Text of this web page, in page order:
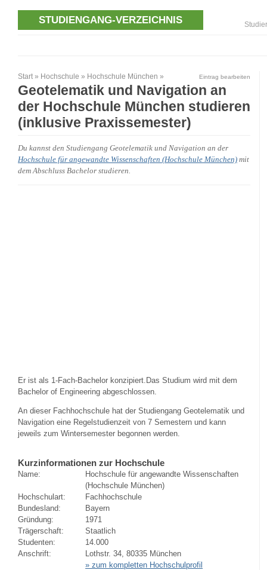
STUDIENGANG-VERZEICHNIS
Start » Hochschule » Hochschule München » Eintrag bearbeiten
Geotelematik und Navigation an
der Hochschule München studieren
(inklusive Praxissemester)
Du kannst den Studiengang Geotelematik und Navigation an der
Hochschule für angewandte Wissenschaften (Hochschule München) mit
dem Abschluss Bachelor studieren.
Er ist als 1-Fach-Bachelor konzipiert.Das Studium wird mit dem
Bachelor of Engineering abgeschlossen.
An dieser Fachhochschule hat der Studiengang Geotelematik und
Navigation eine Regelstudienzeit von 7 Semestern und kann
jeweils zum Wintersemester begonnen werden.
Kurzinformationen zur Hochschule
Name:
Hochschule für angewandte Wissenschaften
(Hochschule München)
Hochschulart:
Fachhochschule
Bundesland:
Bayern
Gründung:
1971
Trägerschaft:
Staatlich
Studenten:
14.000
Anschrift:
Lothstr. 34, 80335 München
» zum kompletten Hochschulprofil